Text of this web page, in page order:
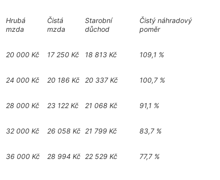
Hrubá
mzda
Čistá
mzda
Starobní
důchod
Čistý náhradový
poměr
20 000 Kč 17 250 Kč 18 813 Kč 109,1 %
24 000 Kč 20 186 Kč 20 337 Kč 100,7 %
28 000 Kč 23 122 Kč 21 068 Kč 91,1 %
32 000 Kč 26 058 Kč 21 799 Kč 83,7 %
36 000 Kč 28 994 Kč 22 529 Kč 77,7 %